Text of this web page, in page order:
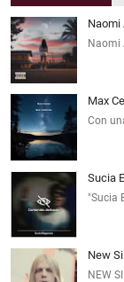
Naomi
Naomi
Max
Con
Sucia
"Sucia
New
NEW